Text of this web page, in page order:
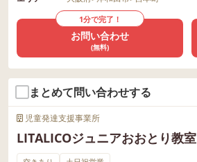
1分で完了！
お問い合わせ
(無料)
まとめて問い合わせする
児童発達支援事業所
LITALICOジュニアおおとり教室